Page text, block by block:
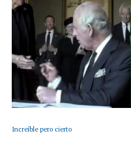
Increíble pero cierto